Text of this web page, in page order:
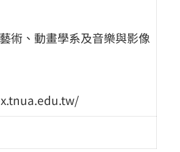
術、動畫學系及音樂與影像